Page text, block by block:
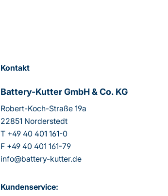
Kontakt
Battery-Kutter GmbH & Co. KG
Robert-Koch-Straße 19a
22851 Norderstedt
T +49 40 401 161-0
F +49 40 401 161-79
info@battery-kutter.de
Kundenservice: